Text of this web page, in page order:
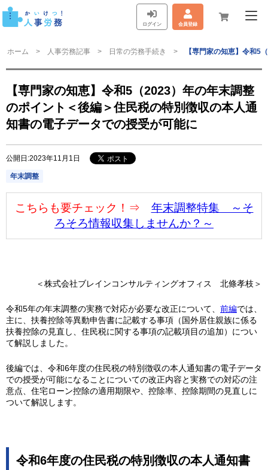
ログイン 会員登録
ホーム 人事労務記事 日常の労務手続き 【専門家の知恵】令和5
【専門家の知恵】令和5（2023）年の年末調整
のポイント＜後編＞住民税の特別徴収の本人通
知書の電子データでの授受が可能に
公開日:2023年11月1日
年末調整
こちらも要チェック！⇒
年末調整特集 ～そ
ろそろ情報収集しませんか？～
＜株式会社ブレインコンサルティングオフィス 北條孝枝＞
令和5年の年末調整の実務で対応が必要な改正について、 前編では、
主に、扶養控除等異動申告書に記載する事項（国外居住親族に係る
扶養控除の見直し、住民税に関する事項の記載項目の追加）につい
て解説しました。
後編では、令和6年度の住民税の特別徴収の本人通知書の電子データ
での授受が可能になることについての改正内容と実務での対応の注
意点、住宅ローン控除の適用期限や、控除率、控除期間の見直しに
ついて解説します。
令和6年度の住民税の特別徴収の本人通知書